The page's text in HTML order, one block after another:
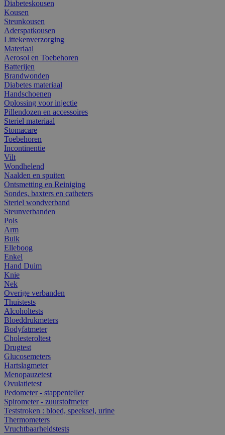
Diabeteskousen
Kousen
Steunkousen
Aderspatkousen
Littekenverzorging
Materiaal
Aerosol en Toebehoren
Batterijen
Brandwonden
Diabetes materiaal
Handschoenen
Oplossing voor injectie
Pillendozen en accessoires
Steriel materiaal
Stomacare
Toebehoren
Incontinentie
Vilt
Wondhelend
Naalden en spuiten
Ontsmetting en Reiniging
Sondes, baxters en catheters
Steriel wondverband
Steunverbanden
Pols
Arm
Buik
Elleboog
Enkel
Hand Duim
Knie
Nek
Overige verbanden
Thuistests
Alcoholtests
Bloeddrukmeters
Bodyfatmeter
Cholesteroltest
Drugtest
Glucosemeters
Hartslagmeter
Menopauzetest
Ovulatietest
Pedometer - stappenteller
Spirometer - zuurstofmeter
Teststroken : bloed, speeksel, urine
Thermometers
Vruchtbaarheidstests